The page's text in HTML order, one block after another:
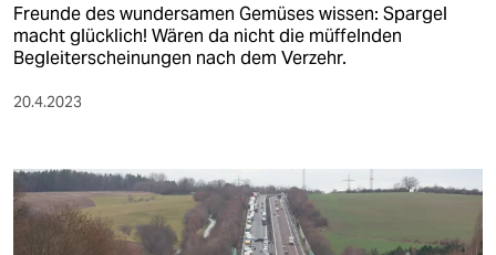
Freunde des wundersamen Gemüses wissen: Spargel
macht glücklich! Wären da nicht die müffelnden
Begleiterscheinungen nach dem Verzehr.
20.4.2023